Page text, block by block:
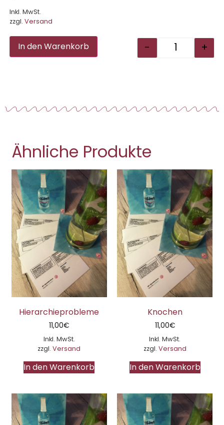
Inkl. MwSt.
zzgl. Versand
- +
In den Warenkorb Alternative:
Ähnliche Produkte
Hierarchieprobleme
11,00€
Inkl. MwSt.
zzgl.Versand
In den Warenkorb
Knochen
11,00€
Inkl. MwSt.
zzgl. Versand
In den Warenkorb